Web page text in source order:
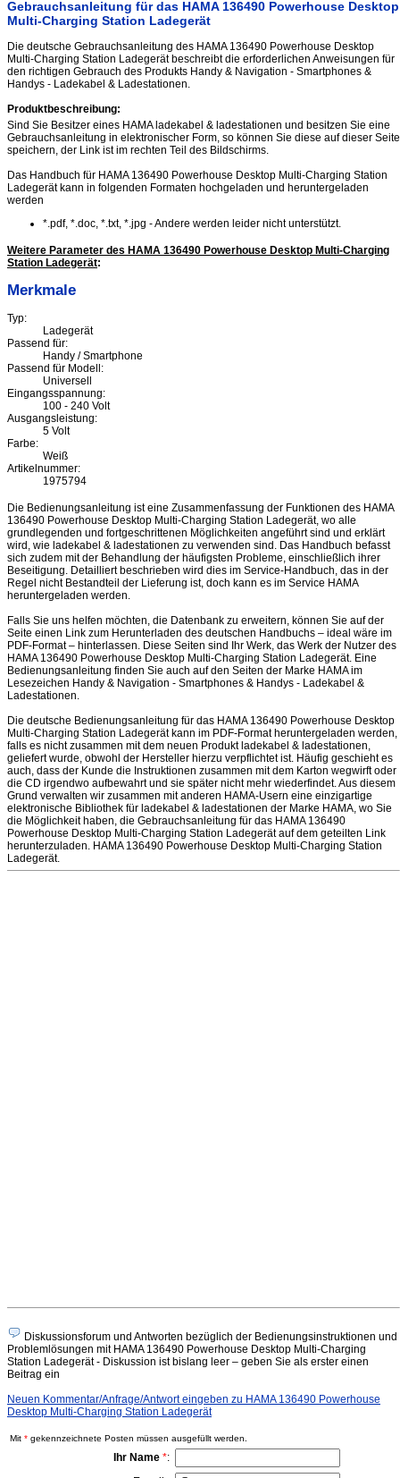
Gebrauchsanleitung für das HAMA 136490 Powerhouse Desktop
Multi-Charging Station Ladegerät
Die deutsche Gebrauchsanleitung des HAMA 136490 Powerhouse Desktop
Multi-Charging Station Ladegerät beschreibt die erforderlichen Anweisungen für
den richtigen Gebrauch des Produkts Handy & Navigation - Smartphones &
Handys - Ladekabel & Ladestationen.
Produktbeschreibung:
Sind Sie Besitzer eines HAMA ladekabel & ladestationen und besitzen Sie eine
Gebrauchsanleitung in elektronischer Form, so können Sie diese auf dieser Seite
speichern, der Link ist im rechten Teil des Bildschirms.
Das Handbuch für HAMA 136490 Powerhouse Desktop Multi-Charging Station
Ladegerät kann in folgenden Formaten hochgeladen und heruntergeladen
werden
*.pdf, *.doc, *.txt, *.jpg - Andere werden leider nicht unterstützt.
Weitere Parameter des HAMA 136490 Powerhouse Desktop Multi-Charging
Station Ladegerät:
Merkmale
Typ:
Ladegerät
Passend für:
Handy / Smartphone
Passend für Modell:
Universell
Eingangsspannung:
100 - 240 Volt
Ausgangsleistung:
5 Volt
Farbe:
Weiß
Artikelnummer:
1975794
Die Bedienungsanleitung ist eine Zusammenfassung der Funktionen des HAMA
136490 Powerhouse Desktop Multi-Charging Station Ladegerät, wo alle
grundlegenden und fortgeschrittenen Möglichkeiten angeführt sind und erklärt
wird, wie ladekabel & ladestationen zu verwenden sind. Das Handbuch befasst
sich zudem mit der Behandlung der häufigsten Probleme, einschließlich ihrer
Beseitigung. Detailliert beschrieben wird dies im Service-Handbuch, das in der
Regel nicht Bestandteil der Lieferung ist, doch kann es im Service HAMA
heruntergeladen werden.
Falls Sie uns helfen möchten, die Datenbank zu erweitern, können Sie auf der
Seite einen Link zum Herunterladen des deutschen Handbuchs – ideal wäre im
PDF-Format – hinterlassen. Diese Seiten sind Ihr Werk, das Werk der Nutzer des
HAMA 136490 Powerhouse Desktop Multi-Charging Station Ladegerät. Eine
Bedienungsanleitung finden Sie auch auf den Seiten der Marke HAMA im
Lesezeichen Handy & Navigation - Smartphones & Handys - Ladekabel &
Ladestationen.
Die deutsche Bedienungsanleitung für das HAMA 136490 Powerhouse Desktop
Multi-Charging Station Ladegerät kann im PDF-Format heruntergeladen werden,
falls es nicht zusammen mit dem neuen Produkt ladekabel & ladestationen,
geliefert wurde, obwohl der Hersteller hierzu verpflichtet ist. Häufig geschieht es
auch, dass der Kunde die Instruktionen zusammen mit dem Karton wegwirft oder
die CD irgendwo aufbewahrt und sie später nicht mehr wiederfindet. Aus diesem
Grund verwalten wir zusammen mit anderen HAMA-Usern eine einzigartige
elektronische Bibliothek für ladekabel & ladestationen der Marke HAMA, wo Sie
die Möglichkeit haben, die Gebrauchsanleitung für das HAMA 136490
Powerhouse Desktop Multi-Charging Station Ladegerät auf dem geteilten Link
herunterzuladen. HAMA 136490 Powerhouse Desktop Multi-Charging Station
Ladegerät.
Diskussionsforum und Antworten bezüglich der Bedienungsinstruktionen und
Problemlösungen mit HAMA 136490 Powerhouse Desktop Multi-Charging
Station Ladegerät - Diskussion ist bislang leer – geben Sie als erster einen
Beitrag ein
Neuen Kommentar/Anfrage/Antwort eingeben zu HAMA 136490 Powerhouse
Desktop Multi-Charging Station Ladegerät
Mit * gekennzeichnete Posten müssen ausgefüllt werden.
Ihr Name *: